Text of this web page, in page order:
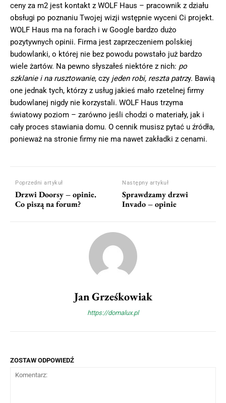
ceny za m2 jest kontakt z WOLF Haus – pracownik z działu
obsługi po poznaniu Twojej wizji wstępnie wyceni Ci projekt.
WOLF Haus ma na forach i w Google bardzo dużo
pozytywnych opinii. Firma jest zaprzeczeniem polskiej
budowlanki, o której nie bez powodu powstało już bardzo
wiele żartów. Na pewno słyszałeś niektóre z nich: po
szklanie i na rusztowanie, czy jeden robi, reszta patrzy. Bawią
one jednak tych, którzy z usług jakieś mało rzetelnej firmy
budowlanej nigdy nie korzystali. WOLF Haus trzyma
światowy poziom – zarówno jeśli chodzi o materiały, jak i
cały proces stawiania domu. O cennik musisz pytać u źródła,
ponieważ na stronie firmy nie ma nawet zakładki z cenami.
Poprzedni artykuł
Drzwi Doorsy – opinie.
Co piszą na forum?
Następny artykuł
Sprawdzamy drzwi
Invado – opinie
Jan Grześkowiak
https://domalux.pl
ZOSTAW ODPOWIEDŹ